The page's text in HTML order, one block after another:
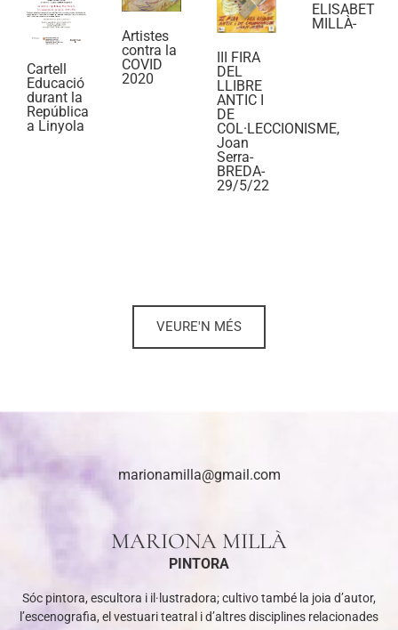
Cartell
Educació
durant la
República
a Linyola
Artistes
contra la
COVID
2020
III FIRA
DEL
LLIBRE
ANTIC I
DE
COL·LECCIONISME,
Joan
Serra-
BREDA-
29/5/22
ELISABET
MILLÀ-
VEURE'N MÉS
marionamilla@gmail.com
MARIONA MILLÀ
PINTORA
Sóc pintora, escultora i il·lustradora; cultivo també la joia d’autor,
l’escenografia, el vestuari teatral i d’altres disciplines relacionades